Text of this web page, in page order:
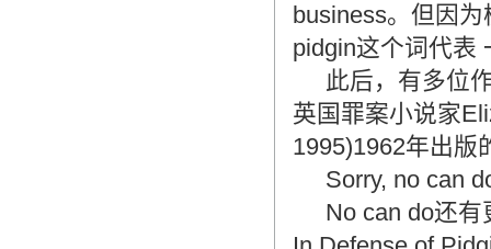
business。但因
pidgin这个词代表
此后，有多位
英国罪案小说家
1995)1962年出版
Sorry, no can
No can do还